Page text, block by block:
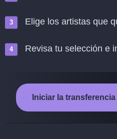
Elige los artistas que
Revisa tu selección e
Iniciar la